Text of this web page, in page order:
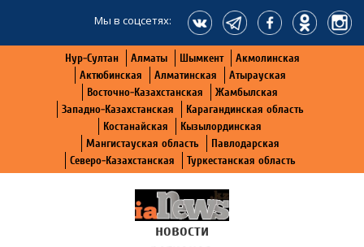
Мы в соцсетях:
Нур-Султан Алматы Шымкент
Акмолинская
Актюбинская
Алматинская
Атырауская
Восточно-Казахстанская
Жамбылская
Западно-Казахстанская
Карагандинская область
Костанайская
Кызылординская
Мангистауская область
Павлодарская
Северо-Казахстанская
Туркестанская область
новости